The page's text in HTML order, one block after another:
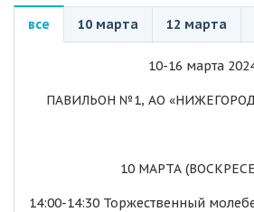
все 10 марта 12 марта
10-16 марта
ПАВИЛЬОН №1, АО
10 МАРТА
14:00-14:30 Торжественный